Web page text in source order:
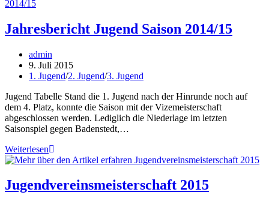
Trainingslager
Jahresbericht Jugend Saison 2014/15
Beitrags-
Autor:
admin
Beitrag
veröffentlicht:
9. Juli 2015
Beitrags-
1. Jugend/2. Jugend/3. Jugend
Jugend Tabelle Stand die 1. Jugend nach der Hinrunde noch auf
dem 4. Platz, konnte die Saison mit der Vizemeisterschaft
abgeschlossen werden. Lediglich die Niederlage im letzten
Saisonspiel gegen Badenstedt,…
WeiterlesenJahresbericht
Jugend
2014/15
Jugendvereinsmeisterschaft 2015